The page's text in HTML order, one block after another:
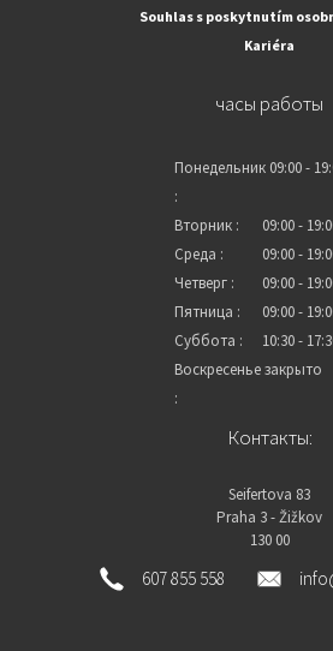
Souhlas s poskytnutím
Kariéra
часы работы
Понедельник
:
09:00 -
Вторник :
09:00 -
Среда :
09:00 -
Четверг :
09:00 -
Пятница :
09:00 -
Суббота :
10:30 -
Воскресенье
:
закрыто
Контакты:
Seifertova 83
Praha 3 - Žižkov
130 00
607 855 558